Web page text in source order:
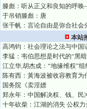
滕彪：听从正义和良知的呼
于吊销滕彪：唐
张千帆：言论自由是弥合社会
本站
高鸿钧：社会理论之法与中国
李猛：韦伯思想是时代的“黑
江立华,胡杰成：“地缘维权”
陈有西：黃海波被收容教育
国务院《卖淫嫖
郑永年：中国解决权、钱、民
十年砍柴：江湖的消失 公权